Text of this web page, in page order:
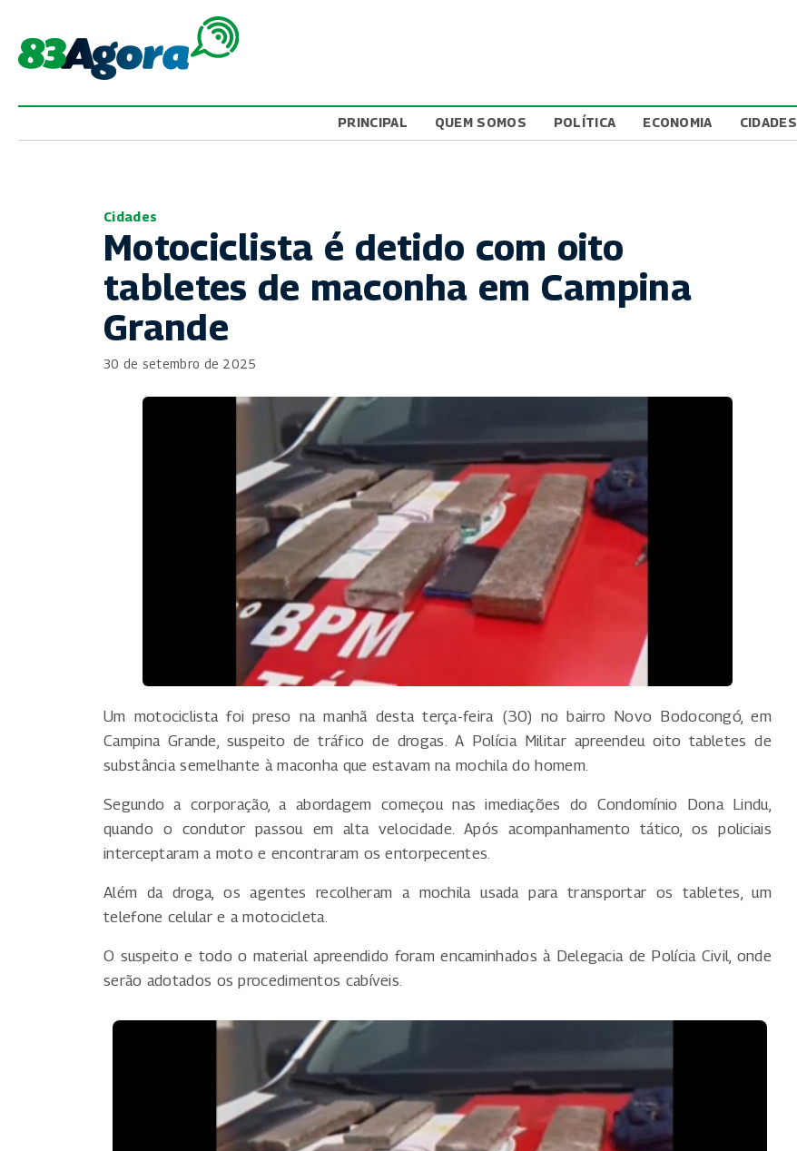
PRINCIPAL QUEM SOMOS POLÍTICA ECONOMIA CIDADES
Cidades
Motociclista é detido com oito
tabletes de maconha em Campina
Grande
30 de setembro de 2025
Um motociclista foi preso na manhã desta terça-feira (30) no bairro Novo Bodocongó, em
Campina Grande, suspeito de tráfico de drogas. A Polícia Militar apreendeu oito tabletes de
substância semelhante à maconha que estavam na mochila do homem.
Segundo a corporação, a abordagem começou nas imediações do Condomínio Dona Lindu,
quando o condutor passou em alta velocidade. Após acompanhamento tático, os policiais
interceptaram a moto e encontraram os entorpecentes.
Além da droga, os agentes recolheram a mochila usada para transportar os tabletes, um
telefone celular e a motocicleta.
O suspeito e todo o material apreendido foram encaminhados à Delegacia de Polícia Civil, onde
serão adotados os procedimentos cabíveis.